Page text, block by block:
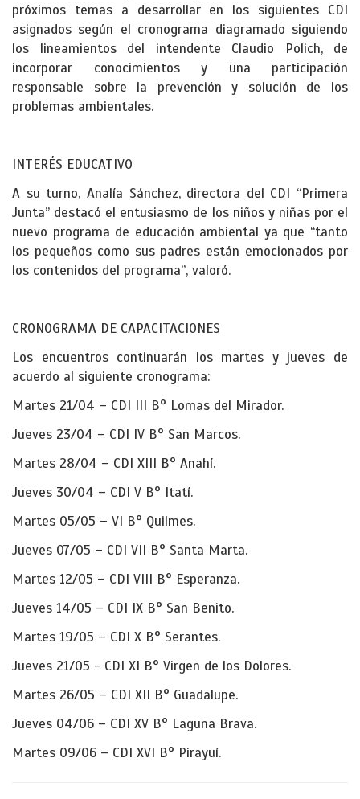
próximos temas a desarrollar en los siguientes CDI
asignados según el cronograma diagramado siguiendo
los lineamientos del intendente Claudio Polich, de
incorporar conocimientos y una participación
responsable sobre la prevención y solución de los
problemas ambientales.
INTERÉS EDUCATIVO
A su turno, Analía Sánchez, directora del CDI “Primera
Junta” destacó el entusiasmo de los niños y niñas por el
nuevo programa de educación ambiental ya que “tanto
los pequeños como sus padres están emocionados por
los contenidos del programa”, valoró.
CRONOGRAMA DE CAPACITACIONES
Los encuentros continuarán los martes y jueves de
acuerdo al siguiente cronograma:
Martes 21/04 – CDI III B° Lomas del Mirador.
Jueves 23/04 – CDI IV B° San Marcos.
Martes 28/04 – CDI XIII B° Anahí.
Jueves 30/04 – CDI V B° Itatí.
Martes 05/05 – VI B° Quilmes.
Jueves 07/05 – CDI VII B° Santa Marta.
Martes 12/05 – CDI VIII B° Esperanza.
Jueves 14/05 – CDI IX B° San Benito.
Martes 19/05 – CDI X B° Serantes.
Jueves 21/05 - CDI XI B° Virgen de los Dolores.
Martes 26/05 – CDI XII B° Guadalupe.
Jueves 04/06 – CDI XV B° Laguna Brava.
Martes 09/06 – CDI XVI B° Pirayuí.